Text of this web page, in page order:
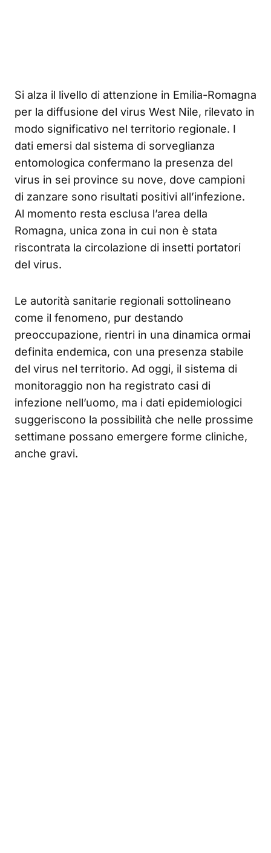
Si alza il livello di attenzione in Emilia-Romagna
per la diffusione del virus West Nile, rilevato in
modo significativo nel territorio regionale. I
dati emersi dal sistema di sorveglianza
entomologica confermano la presenza del
virus in sei province su nove, dove campioni
di zanzare sono risultati positivi all’infezione.
Al momento resta esclusa l’area della
Romagna, unica zona in cui non è stata
riscontrata la circolazione di insetti portatori
del virus.
Le autorità sanitarie regionali sottolineano
come il fenomeno, pur destando
preoccupazione, rientri in una dinamica ormai
definita endemica, con una presenza stabile
del virus nel territorio. Ad oggi, il sistema di
monitoraggio non ha registrato casi di
infezione nell’uomo, ma i dati epidemiologici
suggeriscono la possibilità che nelle prossime
settimane possano emergere forme cliniche,
anche gravi.